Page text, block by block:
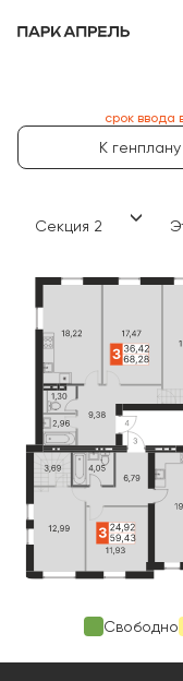
К генплану
срок ввода
Секция 2
Свободно